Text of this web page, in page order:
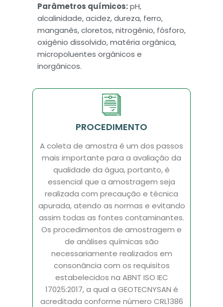
Parâmetros químicos:pH,
alcalinidade, acidez, dureza, ferro,
manganês, cloretos, nitrogênio, fósforo,
oxigênio dissolvido, matéria orgânica,
micropoluentes orgânicos e
inorgânicos.
PROCEDIMENTO
A coleta de amostra é um dos passos
mais importante para a avaliação da
qualidade da água, portanto, é
essencial que a amostragem seja
realizada com precaução e técnica
apurada, atendo as normas e evitando
assim todas as fontes contaminantes.
Os procedimentos de amostragem e
de análises químicas são
necessariamente realizados em
consonância com os requisitos
estabelecidos na ABNT ISO IEC
17025:2017, a qual a GEOTECNYSAN é
acreditada conforme número CRL1386